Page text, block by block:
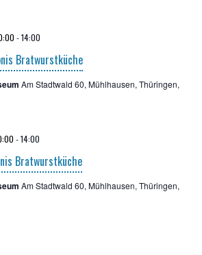
Bratwurstküche
-14:00
Am Stadtwald 60, Mühlhausen, Thüringen,
Bratwurstküche
-14:00
Am Stadtwald 60, Mühlhausen, Thüringen,